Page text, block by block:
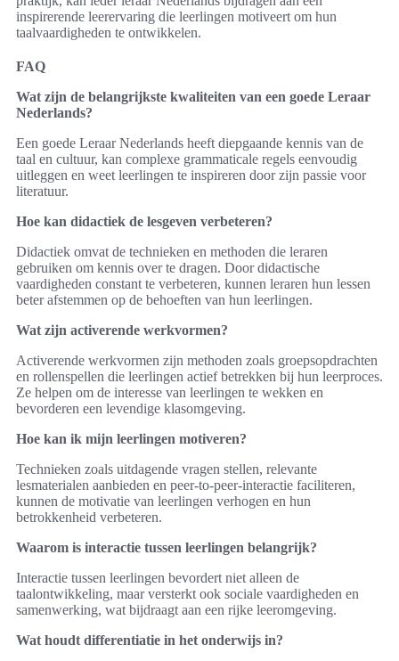
inspirerende leerervaring die leerlingen motiveert om hun
taalvaardigheden te ontwikkelen.
FAQ
Wat zijn de belangrijkste kwaliteiten van een goede Leraar
Nederlands?
Een goede Leraar Nederlands heeft diepgaande kennis van de
taal en cultuur, kan complexe grammaticale regels eenvoudig
uitleggen en weet leerlingen te inspireren door zijn passie voor
literatuur.
Hoe kan didactiek de lesgeven verbeteren?
Didactiek omvat de technieken en methoden die leraren
gebruiken om kennis over te dragen. Door didactische
vaardigheden constant te verbeteren, kunnen leraren hun lessen
beter afstemmen op de behoeften van hun leerlingen.
Wat zijn activerende werkvormen?
Activerende werkvormen zijn methoden zoals groepsopdrachten
en rollenspellen die leerlingen actief betrekken bij hun leerproces.
Ze helpen om de interesse van leerlingen te wekken en
bevorderen een levendige klasomgeving.
Hoe kan ik mijn leerlingen motiveren?
Technieken zoals uitdagende vragen stellen, relevante
lesmaterialen aanbieden en peer-to-peer-interactie faciliteren,
kunnen de motivatie van leerlingen verhogen en hun
betrokkenheid verbeteren.
Waarom is interactie tussen leerlingen belangrijk?
Interactie tussen leerlingen bevordert niet alleen de
taalontwikkeling, maar versterkt ook sociale vaardigheden en
samenwerking, wat bijdraagt aan een rijke leeromgeving.
Wat houdt differentiatie in het onderwijs in?